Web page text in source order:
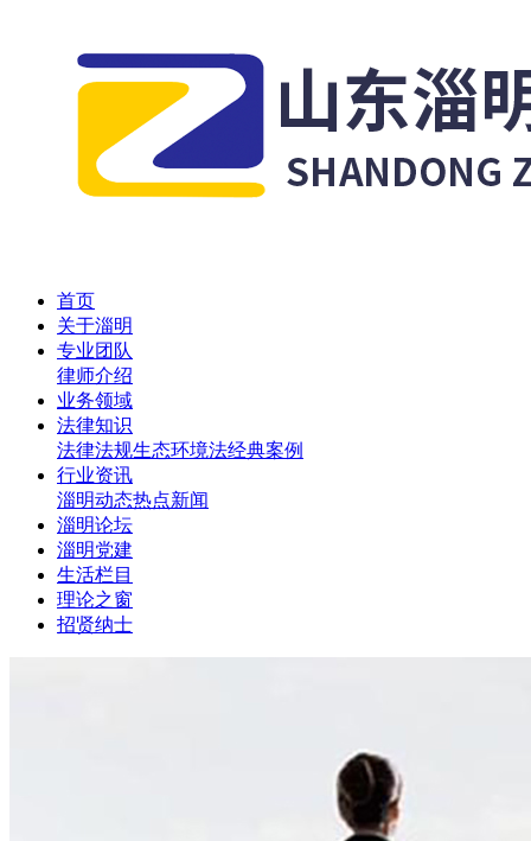
首页
关于淄明
专业团队
律师介绍
业务领域
法律知识
法律法规生态环境法经典案例
行业资讯
淄明动态热点新闻
淄明论坛
淄明党建
生活栏目
理论之窗
招贤纳士